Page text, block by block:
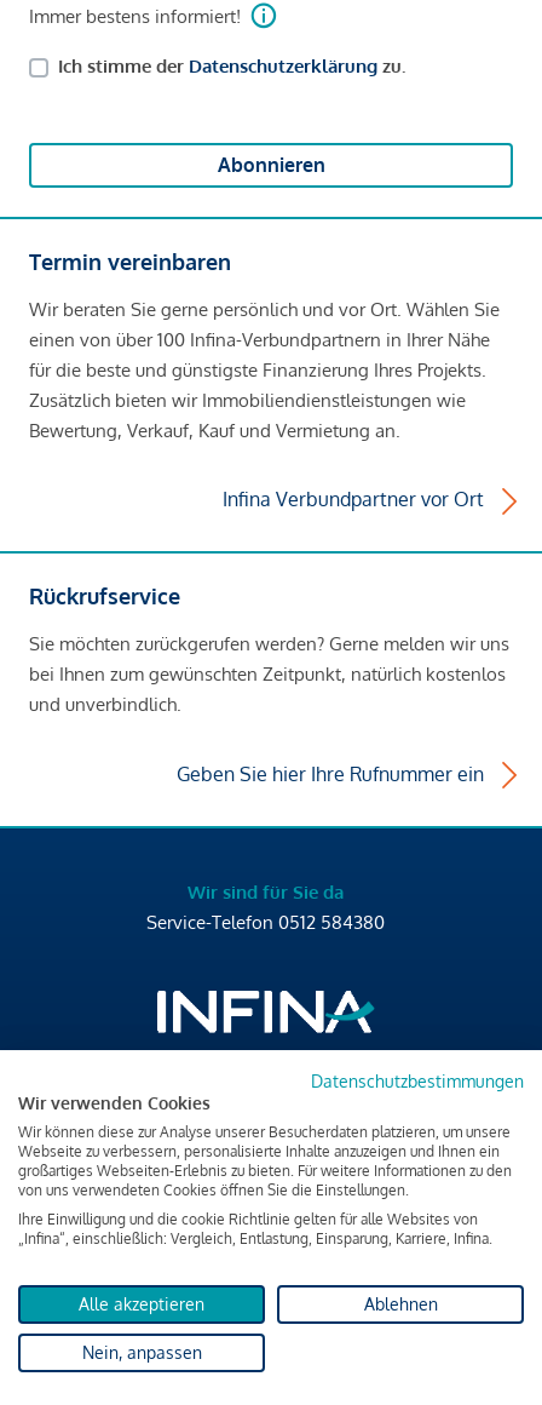
Immer bestens informiert!
Ich stimme der Datenschutzerklärung zu.
Abonnieren
Termin vereinbaren
Wir beraten Sie gerne persönlich und vor Ort. Wählen Sie
einen von über 100 Infina-Verbundpartnern in Ihrer Nähe
für die beste und günstigste Finanzierung Ihres Projekts.
Zusätzlich bieten wir Immobiliendienstleistungen wie
Bewertung, Verkauf, Kauf und Vermietung an.
Infina Verbundpartner vor Ort
Rückrufservice
Sie möchten zurückgerufen werden? Gerne melden wir uns
bei Ihnen zum gewünschten Zeitpunkt, natürlich kostenlos
und unverbindlich.
Geben Sie hier Ihre Rufnummer ein
Wir sind für Sie da
Service-Telefon 0512 584380
Brixner Straße 2/4
6020 Innsbruck
T+43 512 584380
office@infina.at
Impressum
Datenschutz & Cookies
Datenschutzbestimmungen
Wir verwenden Cookies
Wir können diese zur Analyse unserer Besucherdaten platzieren, um unsere
Webseite zu verbessern, personalisierte Inhalte anzuzeigen und Ihnen ein
großartiges Webseiten-Erlebnis zu bieten. Für weitere Informationen zu den
von uns verwendeten Cookies öffnen Sie die Einstellungen.
Ihre Einwilligung und die cookie Richtlinie gelten für alle Websites von
„Infina“, einschließlich: Vergleich, Entlastung, Einsparung, Karriere, Infina.
Alle akzeptieren Ablehnen
Nein, anpassen